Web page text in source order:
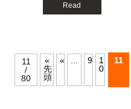
Read
11
/
80
«
先
頭
« 9
1
0
11